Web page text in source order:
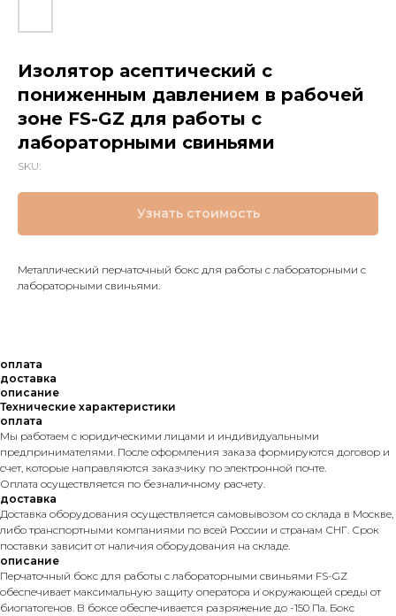
Изолятор асептический с
пониженным давлением в рабочей
зоне FS-GZ для работы с
лабораторными свиньями
SKU:
Узнать стоимость
Металлический перчаточный бокс для работы с лабораторными с
лабораторными свиньями.
оплата
доставка
описание
Технические характеристики
оплата
Мы работаем с юридическими лицами и индивидуальными
предпринимателями. После оформления заказа формируются договор и
счет, которые направляются заказчику по электронной почте.
Оплата осуществляется по безналичному расчету.
доставка
Доставка оборудования осуществляется самовывозом со склада в Москве,
либо транспортными компаниями по всей России и странам СНГ. Срок
поставки зависит от наличия оборудования на складе.
описание
Перчаточный бокс для работы с лабораторными свиньями FS-GZ
обеспечивает максимальную защиту оператора и окружающей среды от
биопатогенов. В боксе обеспечивается разряжение до -150 Па. Бокс